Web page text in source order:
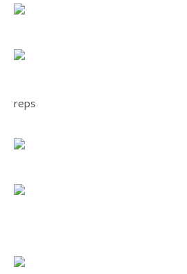
Mountain
reps
Abs mola –